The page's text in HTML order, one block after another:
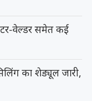
वेल्डर समेत कई
का शेड्यूल जारी,